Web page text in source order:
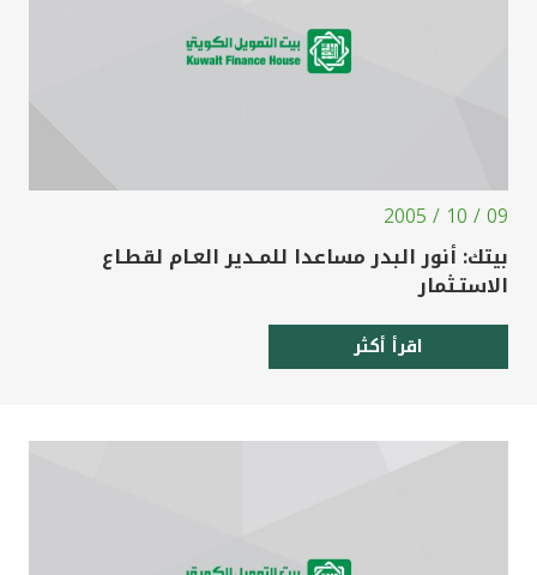
09 / 10 / 2005
بيتك: أنور البدر مساعدا للمـدير العـام لقطـاع
الاستـثمار
اقرأ أكثر